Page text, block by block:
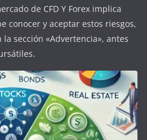
de CFD Y Forex implica
conocer y aceptar estos riesgos,
sección «Advertencia», antes